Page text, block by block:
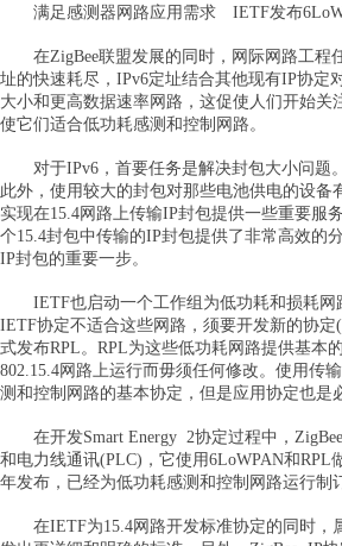
满足感测器网路应用需求 IETF发布
在ZigBee联盟发展的同时，网际网路工程
址的快速耗尽，IPv6定址结合其他现有IP协定
大小和更高数据速率网路，这促使人们开始
使它们适合低功耗感测和控制网路。
对于IPv6，首要任务是解决封包大小问题。
此外，使用较大的封包对那些电池供电的设备
实现在15.4网路上传输IP封包提供一些重要服
个15.4封包中传输的IP封包提供了非常高效的
IP封包的重要一步。
IETF也启动一个工作组为低功耗和损耗网
IETF协定不适合这些网路，须要开发新的协
式发布RPL。RPL为这些低功耗网路提供基本
802.15.4网路上运行而毋须任何修改。使用传
测和控制网路的基本协定，但是应用协定也是
在开发Smart Energy 2协定过程中，ZigBee
和电力线通讯(PLC)，它使用6LoWPAN和
年发布，已经为低功耗感测和控制网路运行制
在IETF为15.4网路开发标准协定的同时，属